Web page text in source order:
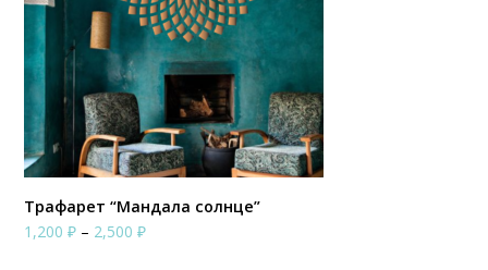
Трафарет “Мандала солнце”
1,200₽ – 2,500₽Диапазон